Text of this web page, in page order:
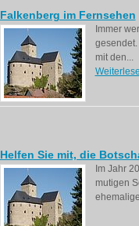
Falkenberg im Fernsehen
Immer
mit den...
Helfen Sie mit, die
Im Jahr
mutigen